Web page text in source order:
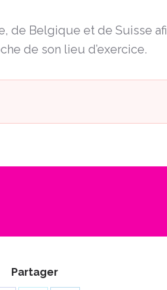
de Belgique et de Suisse
de son lieu d’exercice.
Partager